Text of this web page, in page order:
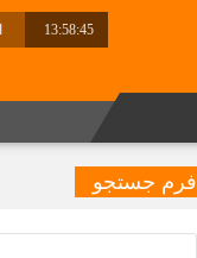
13:58:46
فرم جستجو